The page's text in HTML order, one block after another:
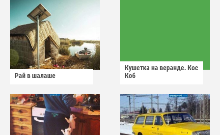
Рай в шалаше
Кушетка на веранде. Кос
Коб